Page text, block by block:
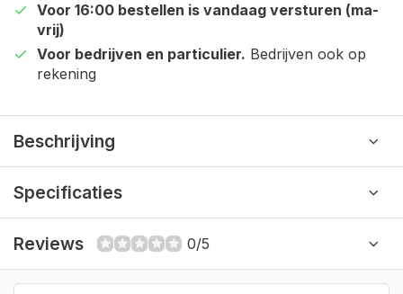
Voor 16:00 bestellen is vandaag versturen (ma-
vrij)
Voor bedrijven en particulier. Bedrijven ook op
rekening
Beschrijving
Specificaties
Reviews 0/5